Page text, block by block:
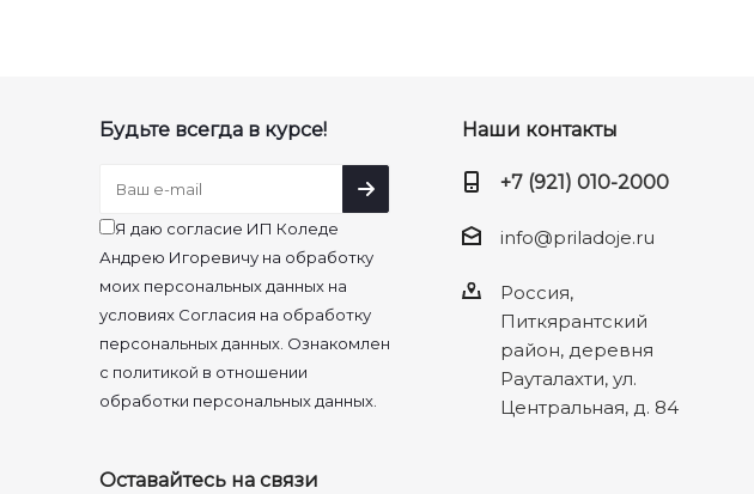
Будьте всегда в курсе!
Я даю согласие ИП Коледе
Андрею Игоревичу на обработку
моих персональных данных на
условиях Согласия на обработку
персональных данных. Ознакомлен
с политикой в отношении
обработки персональных данных.
Оставайтесь на связи
Наши контакты
+7 (921) 010-2000
info@priladoje.ru
Россия,
Питкярантский
район, деревня
Рауталахти, ул.
Центральная, д. 84